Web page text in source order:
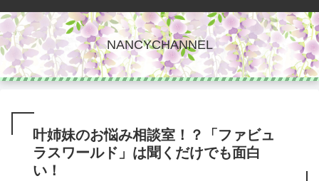
NANCYCHANNEL
叶姉妹のお悩み相談室！？「ファビュ
ラスワールド」は聞くだけでも面白
い！